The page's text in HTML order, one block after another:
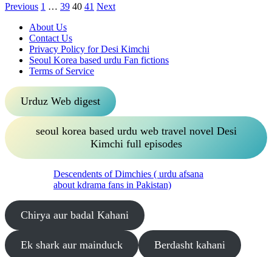
Posts
pagination
Previous 1 … 39 40 41 Next
About Us
Contact Us
Privacy Policy for Desi Kimchi
Seoul Korea based urdu Fan fictions
Terms of Service
Urduz Web digest
seoul korea based urdu web travel novel Desi
Kimchi full episodes
Descendents of Dimchies ( urdu afsana
about kdrama fans in Pakistan)
Chirya aur badal Kahani
Ek shark aur mainduck Berdasht kahani